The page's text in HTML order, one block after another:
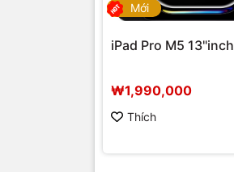
Mới
iPad Pro M5 13"inch
₩1,990,000
Thích